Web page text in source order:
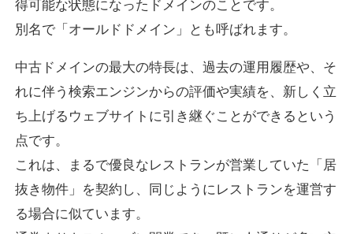
詳細を見る
ジャンルエンターテイメント
37
10,800円
box-cafe.jp
得可能な状態になったドメインのことです。
別名で「オールドドメイン」とも呼ばれます。
中古ドメインの最大の特長は、過去の運用履歴や、そ
れに伴う検索エンジンからの評価や実績を、新しく立
ち上げるウェブサイトに引き継ぐことができるという
点です。
これは、まるで優良なレストランが営業していた「居
抜き物件」を契約し、同じようにレストランを運営す
る場合に似ています。